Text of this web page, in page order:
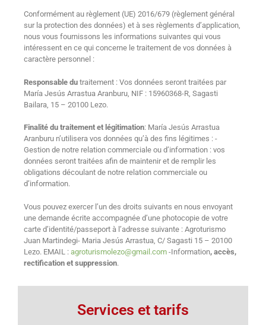
e
r
n
t
i
v
e
:
Conformément au règlement (UE) 2016/679 (règlement général
sur la protection des données) et à ses règlements d’application,
nous vous fournissons les informations suivantes qui vous
intéressent en ce qui concerne le traitement de vos données à
caractère personnel :
Responsable du traitement : Vos données seront traitées par
María Jesús Arrastua Aranburu, NIF : 15960368-R, Sagasti
Bailara, 15 – 20100 Lezo.
Finalité du traitement et légitimation: María Jesús Arrastua
Aranburu n’utilisera vos données qu’à des fins légitimes : -
Gestion de notre relation commerciale ou d’information : vos
données seront traitées afin de maintenir et de remplir les
obligations découlant de notre relation commerciale ou
d’information.
Vous pouvez exercer l’un des droits suivants en nous envoyant
une demande écrite accompagnée d’une photocopie de votre
carte d’identité/passeport à l’adresse suivante : Agroturismo
Juan Martindegi- Maria Jesús Arrastua, C/ Sagasti 15 – 20100
Lezo. EMAIL : agroturismolezo@gmail.com -Information, accès,
rectification et suppression.
Services et tarifs